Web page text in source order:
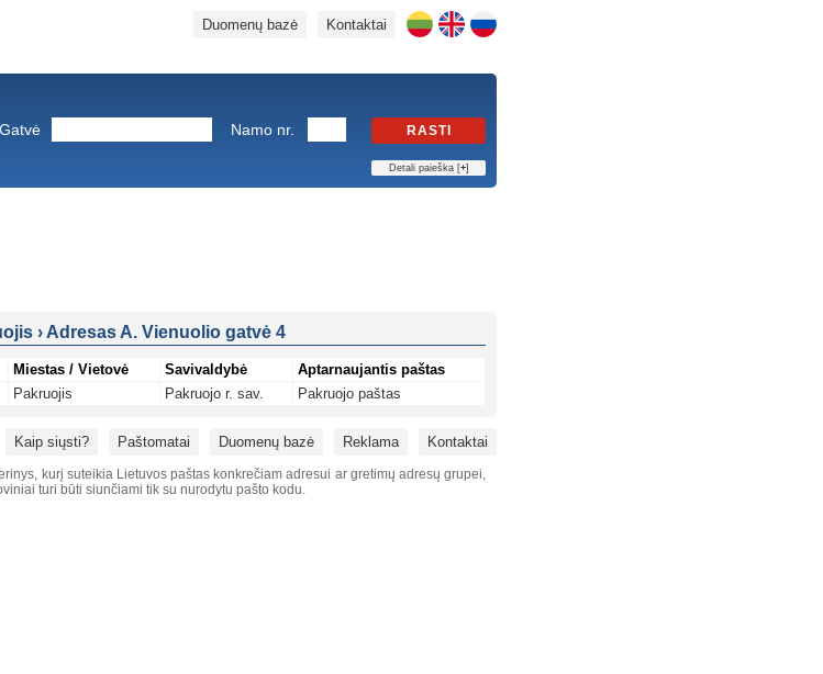
Kontaktai
Duomenų bazė
Gatvė Namo nr. RASTI
Detali paieška [+]
› Adresas A. Vienuolio gatvė 4
Miestas / Vietovė Savivaldybė
Aptarnaujantis paštas
Pakruojis Pakruojo r. sav. Pakruojo paštas
Kaip siųsti? Paštomatai Duomenų bazė Reklama Kontaktai
kurį suteikia Lietuvos paštas konkrečiam adresui ar gretimų adresų grupei,
turi būti siunčiami tik su nurodytu pašto kodu.